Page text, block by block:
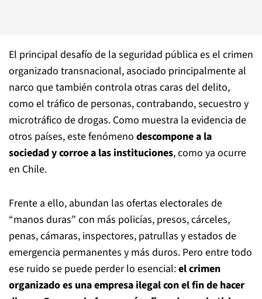
El principal desafío de la seguridad pública es el crimen
organizado transnacional, asociado principalmente al
narco que también controla otras caras del delito,
como el tráfico de personas, contrabando, secuestro y
microtráfico de drogas. Como muestra la evidencia de
otros países, este fenómeno descompone a la
sociedad y corroe a las instituciones, como ya ocurre
en Chile.
Frente a ello, abundan las ofertas electorales de
“manos duras” con más policías, presos, cárceles,
penas, cámaras, inspectores, patrullas y estados de
emergencia permanentes y más duros. Pero entre todo
ese ruido se puede perder lo esencial:el crimen
organizado es una empresa ilegal con el fin de hacer